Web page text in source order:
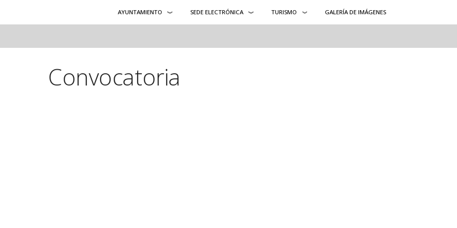
AYUNTAMIENTO SEDE ELECTRÓNICA TURISMO GALERÍA DE IMÁGENES
Convocatoria